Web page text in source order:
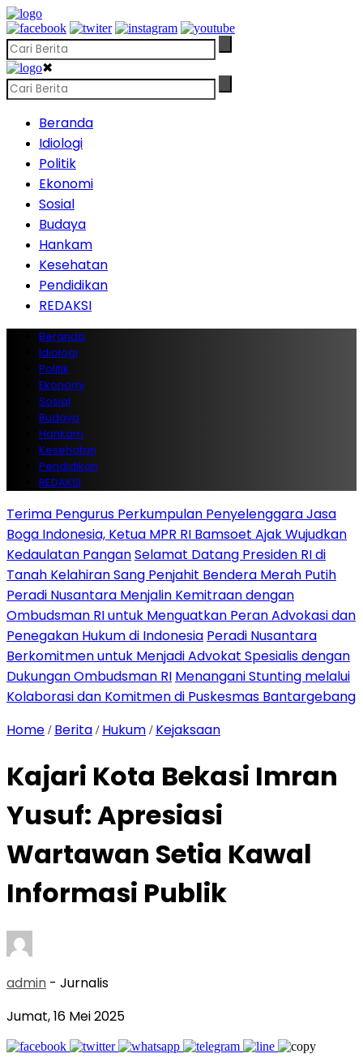
✖
Beranda
Idiologi
Politik
Ekonomi
Sosial
Budaya
Hankam
Kesehatan
Pendidikan
REDAKSI
Beranda
Idiologi
Politik
Ekonomi
Sosial
Budaya
Hankam
Kesehatan
Pendidikan
REDAKSI
Terima Pengurus Perkumpulan Penyelenggara Jasa
Boga Indonesia, Ketua MPR RI Bamsoet Ajak Wujudkan
Kedaulatan PanganSelamat Datang Presiden RI di
Tanah Kelahiran Sang Penjahit Bendera Merah Putih
Peradi Nusantara Menjalin Kemitraan dengan
Ombudsman RI untuk Menguatkan Peran Advokasi dan
Penegakan Hukum di Indonesia Peradi Nusantara
Berkomitmen untuk Menjadi Advokat Spesialis dengan
Dukungan Ombudsman RI Menangani Stunting melalui
Kolaborasi dan Komitmen di Puskesmas Bantargebang
Home / Berita / Hukum / Kejaksaan
Kajari Kota Bekasi Imran
Yusuf: Apresiasi
Wartawan Setia Kawal
Informasi Publik
admin - Jurnalis
Jumat, 16 Mei 2025